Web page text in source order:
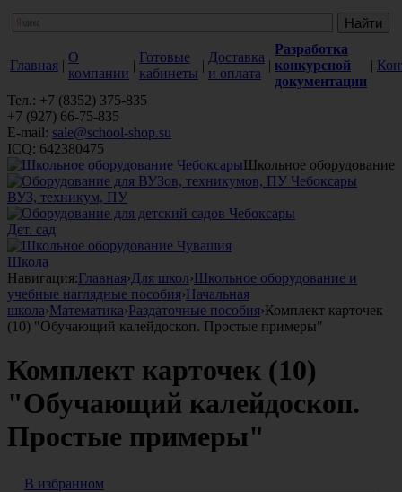
Главная |
О
компании
|
Готовые
кабинеты
|
Доставка
и оплата
|
Разработка
конкурсной
документации
|
Тел.: +7 (8352) 375-835
+7 (927) 66-75-835
E-mail: sale@school-shop.su
ICQ: 642380475
Школьное оборудование
ВУЗ, техникум, ПУ
Дет. сад
Школа
Навигация:Главная›Для школ›Школьное оборудование и
учебные наглядные пособия›Начальная
школа›Математика›Раздаточные пособия›Комплект карточек
(10) "Обучающий калейдоскоп. Простые примеры"
Комплект карточек (10)
"Обучающий калейдоскоп.
Простые примеры"
В избранном